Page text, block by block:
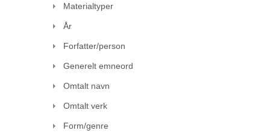
Materialtyper
År
Forfatter/person
Generelt emneord
Omtalt navn
Omtalt verk
Form/genre